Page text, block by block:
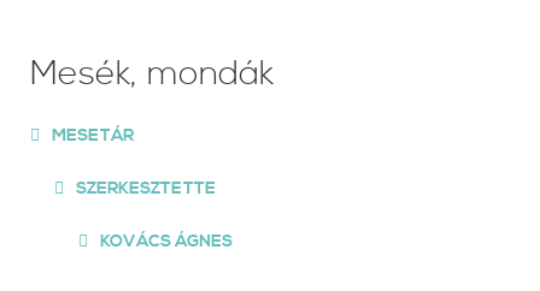
Mesék, mondák
MESETÁR
SZERKESZTETTE
KOVÁCS ÁGNES